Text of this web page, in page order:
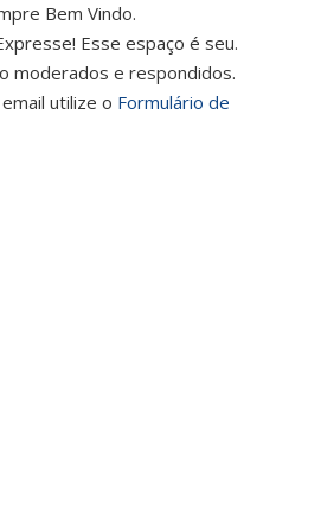
Bem Vindo.
Esse espaço é seu.
moderados e respondidos.
utilize o Formulário de